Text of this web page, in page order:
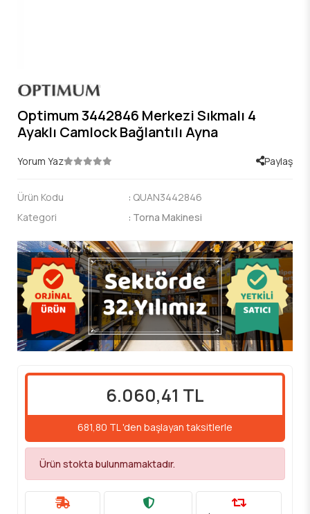
Optimum 3442846 Merkezi Sıkmalı 4
Ayaklı Camlock Bağlantılı Ayna
Yorum Yaz Paylaş
Ürün Kodu : QUAN3442846
Kategori
: Torna Makinesi
6.060,41 TL
681,80 TL 'den başlayan taksitlerle
Ürün stokta bulunmamaktadır.